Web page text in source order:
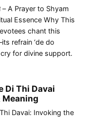
– A Prayer to Shyam
Essence Why This
chant this
refrain ‘de do
cry for divine support.
Di Thi Davai
Meaning
Davai: Invoking the